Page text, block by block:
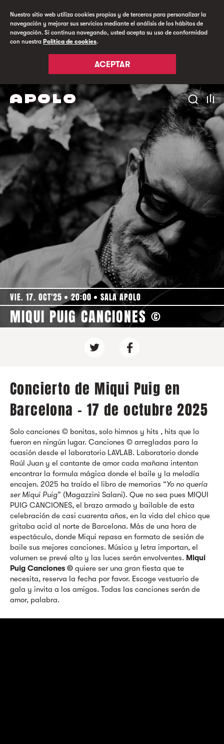
Nuestro sitio web utiliza cookies propias y de terceros para personalizar la
navegación y mejorar sus servicios mediante el análisis de los hábitos de
navegación. Si continua navegando, usted acepta su uso de conformidad
con nuestra Política de cookies.
ACEPTAR
VIE. 17. OCT'25 20:00 SALA APOLO
MIQUI PUIG CANCIONES ©
Concierto de Miqui Puig en
Barcelona - 17 de octubre 2025
Solo canciones © bonitas, solo himnos y hits , hits que lo
fueron en ningún lugar. Canciones © arregladas para la
ocasión desde el laboratorio LAVLAB. Laboratorio donde
Raúl Juan y el cantante de amor cada mañana intentan
encontrar la formula mágica donde el baile y la melodía
encajen. 2025 ha traído el libro de memorias “Yo no quería
ser Miqui Puig” (Magazzini Salani). Que no sea pues MIQUI
PUIG CANCIONES, el brazo armado y bailable de esta
celebración de casi cuarenta años, en la vida del chico que
gritaba acid al norte de Barcelona. Más de una hora de
espectáculo, donde Miqui repasa en formato de sesión de
baile sus mejores canciones. Música y letra importan, el
volumen se prevé alto y las luces serán envolventes. Miqui
Puig Canciones © quiere ser una gran fiesta que te
necesita, reserva la fecha por favor. Escoge vestuario de
gala y invita a los amigos. Todas las canciones serán de
amor, palabra.